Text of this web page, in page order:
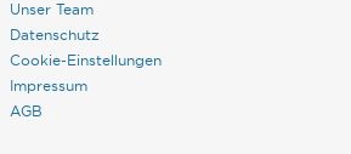
Unser Team
Datenschutz
Cookie-Einstellungen
Impressum
AGB